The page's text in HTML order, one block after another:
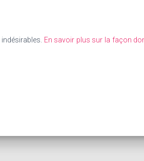
En savoir plus sur la façon